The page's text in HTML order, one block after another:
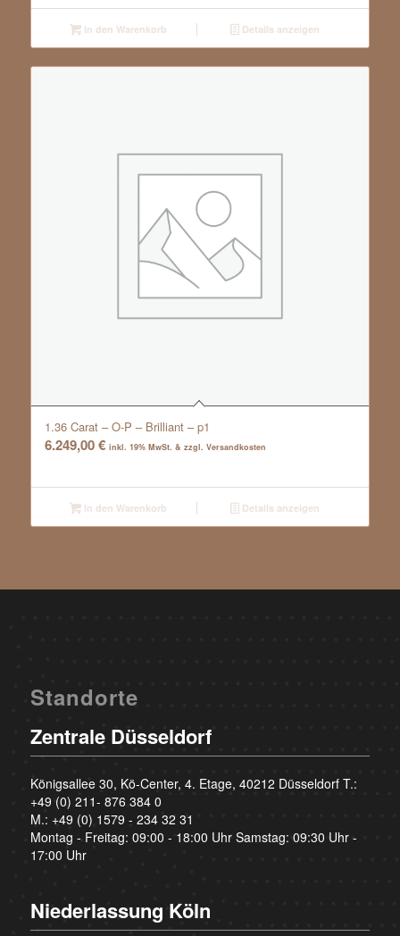
In den Warenkorb Details anzeigen
1.36 Carat – O-P – Brilliant – p1
6.249,00€ inkl. 19% MwSt. & zzgl. Versandkosten
In den Warenkorb Details anzeigen
Standorte
Zentrale Düsseldorf
Königsallee 30, Kö-Center, 4. Etage, 40212 Düsseldorf T.:
+49 (0) 211- 876 384 0
M.: +49 (0) 1579 - 234 32 31
Montag - Freitag: 09:00 - 18:00 Uhr Samstag: 09:30 Uhr -
17:00 Uhr
Niederlassung Köln